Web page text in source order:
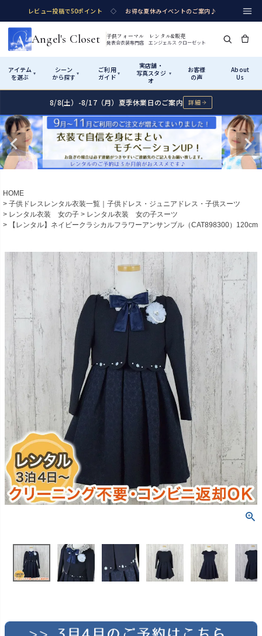
レビュー投稿で50ポイント ◇ お得な夏休みイベントのご案内♪
Angel's Closet 子供フォーマル レンタル&販売
発表会衣装専門店 エンジェルス クローゼット
アイテム
を選ぶ
▾
シーン
から探す ▾
ご利用
ガイド ▾
実店舗・
写真スタジ
オ
▾
お客様
の声
About
Us
Shop by Category アイテムから探す
カテゴリ詳細→ サイズで選ぶ→
Rentalレンタル
七五三着物 シューズ
小物・アクセ パニエ
レディース
Sale 販売
コスチューム アウター
インナー・パニエ アクセサリー
ジュエリー 音楽雑貨
Shop by Occasion シーンから探す
性別・サイズで絞り込む→
Season Best
Recital & Concours
発表会・コンクール
舞台で輝くステージ衣装
Wedding
結婚式
フラワーガール・リングボーイ・ゲ
スト
Graduation & Entrance
卒業式・入学式
きちんと感のあるフォーマル
Shichi-Go-San
七五三
3歳・5歳・7歳の晴れの日
How It Works ご利用ガイド
Startはじめに
01
02 サイズの選び方
測り方と目安
03 Angel's Closetについて
創業2003年からの想い
Rental レンタル
レンタルのご案内
予約・配送・返却・料金
05 レンタルの流れ
4ステップで簡単
06 あんしんパック
汚れ・キズ・破損の補償
Buy & Support
07 販売・共通のご案内
品質・返品・お手入れ
08 送料・お支払い
電話・メール・LINE
Visit Us 実店舗・写真スタジオ
Atelier
実店舗 つくば店
Tsukuba Boutique
茨城県土浦市大町14-16-1F
10:00–18:00（完全予約制）
月曜日
店舗を予約する →
写真スタジオ APS
8/8(土）-8/17（月）夏季休業日のご案内 詳細
HOME
子供ドレスレンタル衣装一覧｜子供ドレス・ジュニアドレス・子供スーツ
レンタル衣装 女の子
レンタル衣装 女の子スーツ
【レンタル】ネイビークラシカルフラワーアンサンブル（CAT898300）120cm